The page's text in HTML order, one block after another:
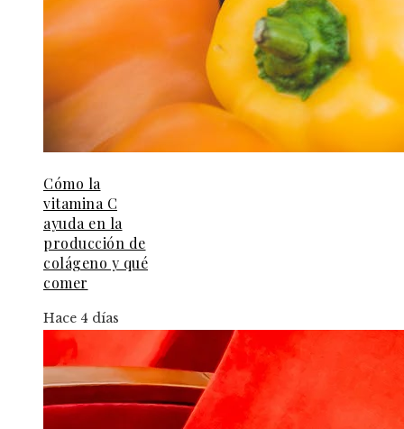
Cómo la
vitamina C
ayuda en la
producción de
colágeno y qué
comer
Hace 4 días